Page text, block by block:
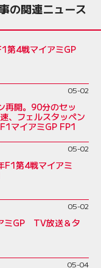
の関連ニュース
第4戦マイアミGP
05-02
再開。90分のセッ
、フェルスタッペン
マイアミGP FP1
05-02
F1第4戦マイアミ
05-02
ミGP TV放送＆タ
05-04